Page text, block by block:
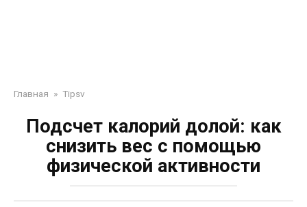
Главная » Tipsv
Подсчет калорий долой: как
снизить вес с помощью
физической активности